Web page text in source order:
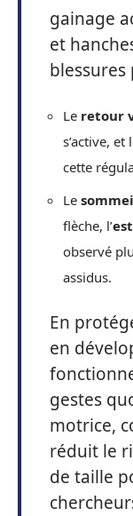
gainage
et
blessures
Le retour
s’active,
cette
Le
flèche, l’
observé
assidus.
En
en
gestes
motrice,
réduit le
de taille